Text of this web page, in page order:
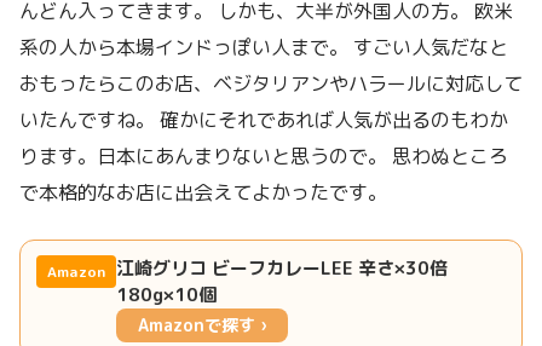
んどん入ってきます。 しかも、大半が外国人の方。 欧米
系の人から本場インドっぽい人まで。 すごい人気だなと
おもったらこのお店、ベジタリアンやハラールに対応して
いたんですね。 確かにそれであれば人気が出るのもわか
ります。日本にあんまりないと思うので。 思わぬところ
で本格的なお店に出会えてよかったです。
Amazon 江崎グリコ ビーフカレーLEE 辛さ×30倍
180g×10個
Amazonで探す ›